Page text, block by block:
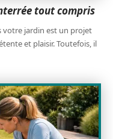
tout compris
votre jardin est un projet
et plaisir. Toutefois, il